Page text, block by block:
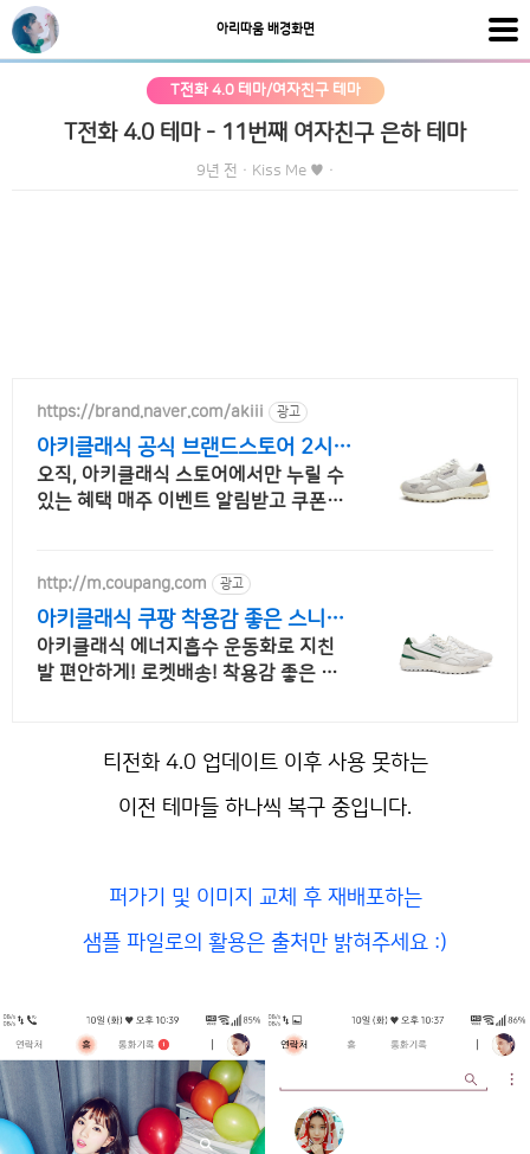
아리따움 배경화면
T전화 4.0 테마/여자친구 테마
T전화 4.0 테마 - 11번째 여자친구 은하 테마
9년 전 · Kiss Me ♥ ·
https://brand.naver.com/akiii 광고
아키클래식 공식 브랜드스토어 2시
이전 주문시 당일발송
오직, 아키클래식 스토어에서만 누릴 수
있는 혜택 매주 이벤트 알림받고 쿠폰받
http://m.coupang.com 광고
아키클래식 쿠팡 착용감 좋은 스니커
즈
아키클래식 에너지흡수 운동화로 지친
발 편안하게! 로켓배송! 착용감 좋은 스
티전화 4.0 업데이트 이후 사용 못하는
이전 테마들 하나씩 복구 중입니다.
퍼가기 및 이미지 교체 후 재배포하는
샘플 파일로의 활용은 출처만 밝혀주세요 :)